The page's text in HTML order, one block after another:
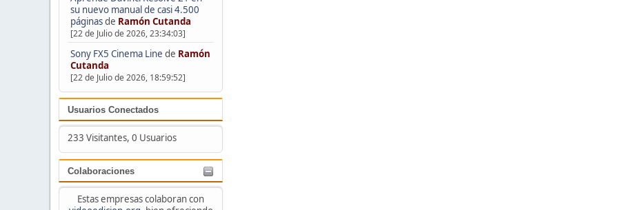
su nuevo manual de casi 4.500
páginasde Ramón Cutanda
[22 de Julio de 2026, 23:34:03]
Sony FX5 Cinema Line de Ramón
Cutanda
[22 de Julio de 2026, 18:59:52]
Usuarios Conectados
233 Visitantes, 0 Usuarios
Colaboraciones
Estas empresas colaboran con